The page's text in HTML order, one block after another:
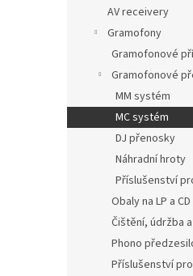
AV receivery
Gramofony
Gramofonové
Gramofonové
MM systém
MC systém
DJ přenosky
Náhradní hroty
Příslušenství
Obaly na LP a CD
Čištění, údržba
Phono
Příslušenství